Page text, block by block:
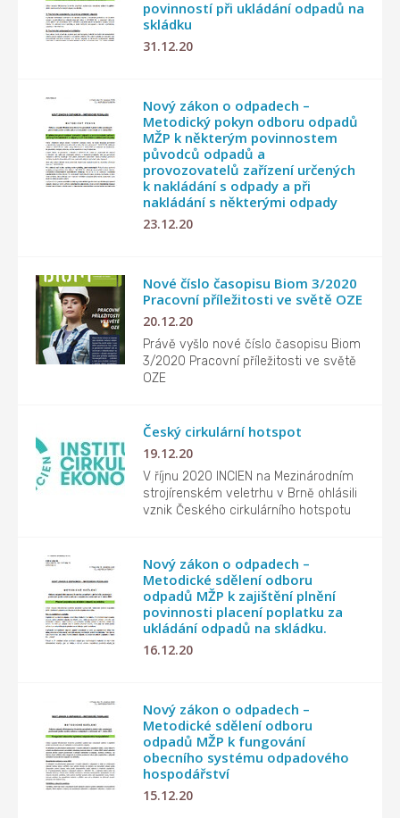
povinností při ukládání odpadů na
skládku
31.12.20
Nový zákon o odpadech –
Metodický pokyn odboru odpadů
MŽP k některým povinnostem
původců odpadů a
provozovatelů zařízení určených
k nakládání s odpady a při
nakládání s některými odpady
23.12.20
Nové číslo časopisu Biom 3/2020
Pracovní příležitosti ve světě OZE
20.12.20
Právě vyšlo nové číslo časopisu Biom
3/2020 Pracovní příležitosti ve světě
OZE
Český cirkulární hotspot
19.12.20
V říjnu 2020 INCIEN na Mezinárodním
strojírenském veletrhu v Brně ohlásili
vznik Českého cirkulárního hotspotu
Nový zákon o odpadech –
Metodické sdělení odboru
odpadů MŽP k zajištění plnění
povinnosti placení poplatku za
ukládání odpadů na skládku.
16.12.20
Nový zákon o odpadech –
Metodické sdělení odboru
odpadů MŽP k fungování
obecního systému odpadového
hospodářství
15.12.20